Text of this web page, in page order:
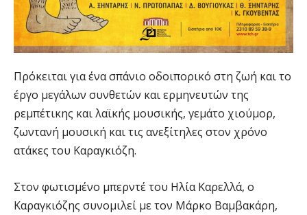
Πρόκειται για ένα σπάνιο οδοιπορικό στη ζωή και το
έργο μεγάλων συνθετών και ερμηνευτών της
ρεμπέτικης και λαϊκής μουσικής, γεμάτο χιούμορ,
ζωντανή μουσική και τις ανεξίτηλες στον χρόνο
ατάκες του Καραγκιόζη.
Στον φωτισμένο μπερντέ του Ηλία Καρελλά, ο
Καραγκιόζης συνομιλεί με τον Μάρκο Βαμβακάρη,